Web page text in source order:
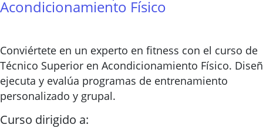
Acondicionamiento Físico
Conviértete en un experto en fitness con el curso de
Técnico Superior en Acondicionamiento Físico.
ejecuta y evalúa programas de entrenamiento
personalizado y grupal.
Curso dirigido a: